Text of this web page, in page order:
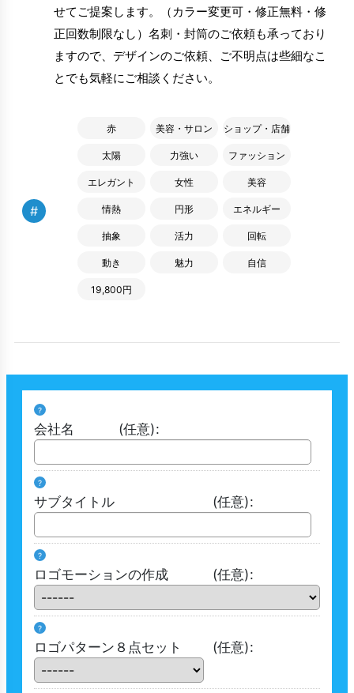
せてご提案します。（カラー変更可・修正無料・修
正回数制限なし）名刺・封筒のご依頼も承っており
ますので、デザインのご依頼、ご不明点は些細なこ
とでも気軽にご相談ください。
#
赤 美容・サロン ショップ・店舗
太陽 力強い ファッション
エレガント 女性 美容
情熱 円形 エネルギー
抽象 活力 回転
動き 魅力 自信
19,800円
?
会社名 (任意):
?
サブタイトル (任意):
?
ロゴモーションの作成 (任意):
?
ロゴパターン８点セット (任意):